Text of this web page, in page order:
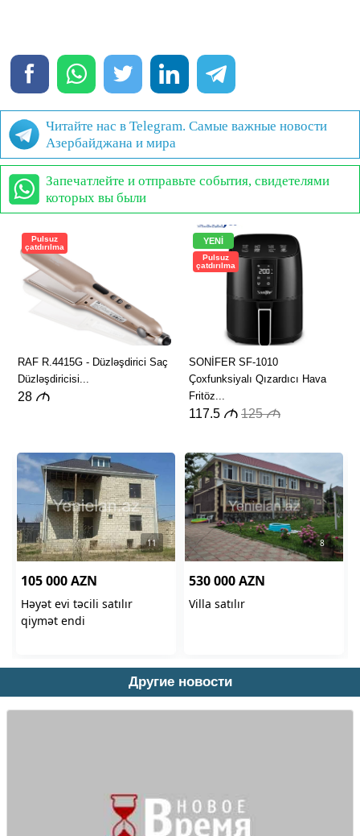
Читайте нас в Telegram. Самые важные новости
Азербайджана и мира
Запечатлейте и отправьте события, свидетелями
которых вы были
Другие новости